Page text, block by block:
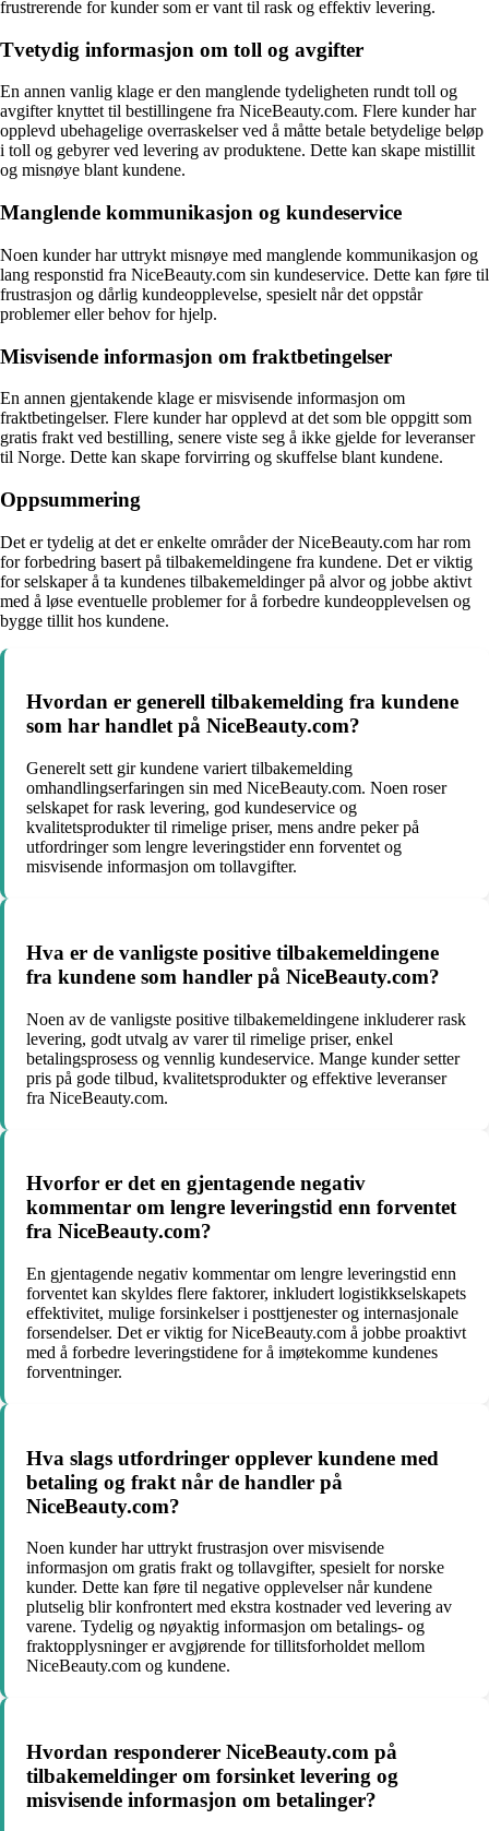
frustrerende for kunder som er vant til rask og effektiv levering.
Tvetydig informasjon om toll og avgifter
En annen vanlig klage er den manglende tydeligheten rundt toll og
avgifter knyttet til bestillingene fra NiceBeauty.com. Flere kunder har
opplevd ubehagelige overraskelser ved å måtte betale betydelige beløp
i toll og gebyrer ved levering av produktene. Dette kan skape mistillit
og misnøye blant kundene.
Manglende kommunikasjon og kundeservice
Noen kunder har uttrykt misnøye med manglende kommunikasjon og
lang responstid fra NiceBeauty.com sin kundeservice. Dette kan føre til
frustrasjon og dårlig kundeopplevelse, spesielt når det oppstår
problemer eller behov for hjelp.
Misvisende informasjon om fraktbetingelser
En annen gjentakende klage er misvisende informasjon om
fraktbetingelser. Flere kunder har opplevd at det som ble oppgitt som
gratis frakt ved bestilling, senere viste seg å ikke gjelde for leveranser
til Norge. Dette kan skape forvirring og skuffelse blant kundene.
Oppsummering
Det er tydelig at det er enkelte områder der NiceBeauty.com har rom
for forbedring basert på tilbakemeldingene fra kundene. Det er viktig
for selskaper å ta kundenes tilbakemeldinger på alvor og jobbe aktivt
med å løse eventuelle problemer for å forbedre kundeopplevelsen og
bygge tillit hos kundene.
Hvordan er generell tilbakemelding fra kundene
som har handlet på NiceBeauty.com?
Generelt sett gir kundene variert tilbakemelding
omhandlingserfaringen sin med NiceBeauty.com. Noen roser
selskapet for rask levering, god kundeservice og
kvalitetsprodukter til rimelige priser, mens andre peker på
utfordringer som lengre leveringstider enn forventet og
misvisende informasjon om tollavgifter.
Hva er de vanligste positive tilbakemeldingene
fra kundene som handler på NiceBeauty.com?
Noen av de vanligste positive tilbakemeldingene inkluderer rask
levering, godt utvalg av varer til rimelige priser, enkel
betalingsprosess og vennlig kundeservice. Mange kunder setter
pris på gode tilbud, kvalitetsprodukter og effektive leveranser
fra NiceBeauty.com.
Hvorfor er det en gjentagende negativ
kommentar om lengre leveringstid enn forventet
fra NiceBeauty.com?
En gjentagende negativ kommentar om lengre leveringstid enn
forventet kan skyldes flere faktorer, inkludert logistikkselskapets
effektivitet, mulige forsinkelser i posttjenester og internasjonale
forsendelser. Det er viktig for NiceBeauty.com å jobbe proaktivt
med å forbedre leveringstidene for å imøtekomme kundenes
forventninger.
Hva slags utfordringer opplever kundene med
betaling og frakt når de handler på
NiceBeauty.com?
Noen kunder har uttrykt frustrasjon over misvisende
informasjon om gratis frakt og tollavgifter, spesielt for norske
kunder. Dette kan føre til negative opplevelser når kundene
plutselig blir konfrontert med ekstra kostnader ved levering av
varene. Tydelig og nøyaktig informasjon om betalings- og
fraktopplysninger er avgjørende for tillitsforholdet mellom
NiceBeauty.com og kundene.
Hvordan responderer NiceBeauty.com på
tilbakemeldinger om forsinket levering og
misvisende informasjon om betalinger?